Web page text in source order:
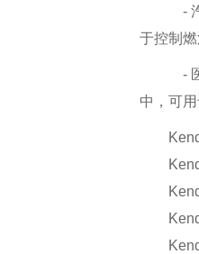
-
于控制
-
中，可